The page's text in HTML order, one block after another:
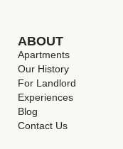
ABOUT
Apartments
Our History
For Landlord
Experiences
Blog
Contact Us